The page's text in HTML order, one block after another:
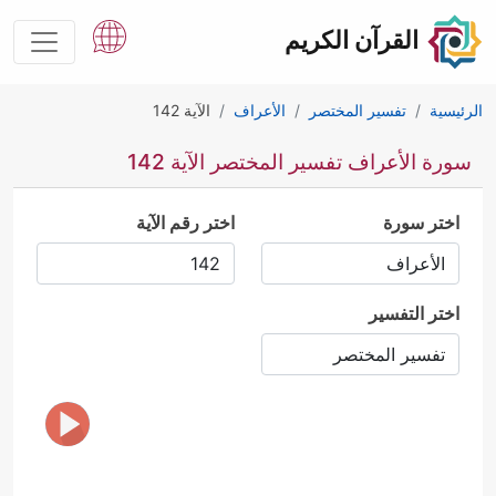
القرآن الكريم
الرئيسية تفسير المختصر الأعراف الآية 142
سورة الأعراف تفسير المختصر الآية 142
اختر سورة اختر رقم الآية
اختر التفسير